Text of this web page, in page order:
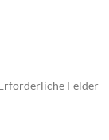
Felder